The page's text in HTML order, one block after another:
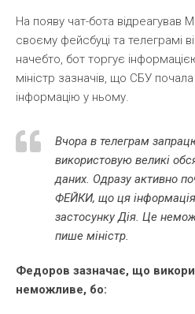
На появу чат-бота відреагував
своєму фейсбуці та телеграмі
начебто, бот торгує
міністр зазначів, що СБУ
інформацію у ньому.
Вчора в телеграм
використовую великі
даних. Одразу активно
ФЕЙКИ, що ця
застосунку Дія. Це
пише міністр.
Федоров зазначає, що
неможливе, бо: